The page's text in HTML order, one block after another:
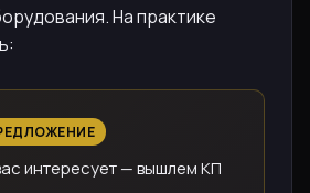
На практике
интересует — вышлем КП